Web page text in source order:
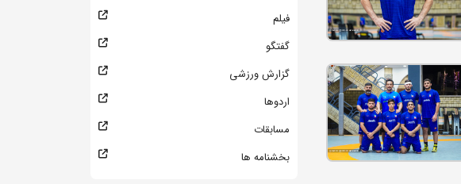
فیلم
گفتگو
گزارش ورزشی
اردوها
مسابقات
بخشنامه ها